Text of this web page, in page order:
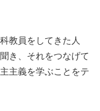
教員をしてきた人
き、それをつなげて
主義を学ぶことをテ